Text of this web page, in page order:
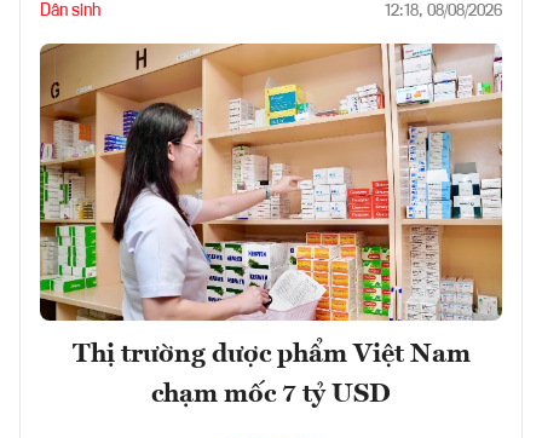
Dân sinh 12:18, 08/08/2026
Thị trường dược phẩm Việt Nam
chạm mốc 7 tỷ USD